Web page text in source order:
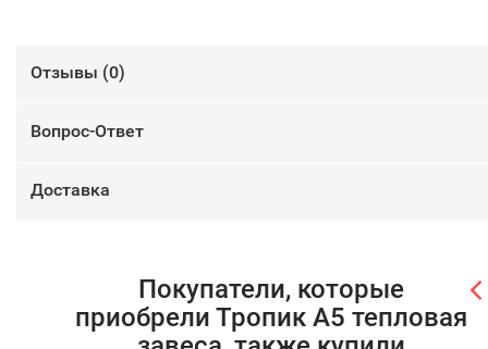
Отзывы (0)
Вопрос-Ответ
Доставка
Покупатели, которые
приобрели Тропик А5 тепловая